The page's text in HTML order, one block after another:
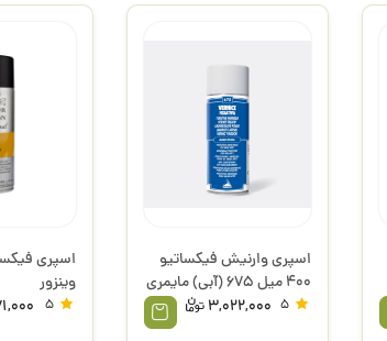
اسپری وارنیش فیکساتیو
400 میل 675 (آبی) مایمری
5
3,022,000
وینزور
5